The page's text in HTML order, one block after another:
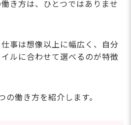
き方は、ひとつではありませ
事は想像以上に幅広く、自分
ルに合わせて選べるのが特徴
の働き方を紹介します。